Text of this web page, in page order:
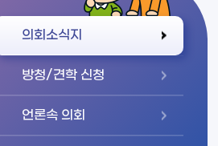
의회소식지
방청/견학 신청
언론속 의회